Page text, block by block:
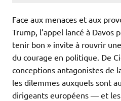
Face aux menaces et aux
Trump, l’appel lancé à Davos
tenir bon » invite à rouvrir
du courage en politique. De
conceptions antagonistes de
les dilemmes auxquels sont
dirigeants européens — et les